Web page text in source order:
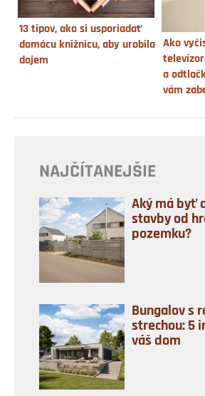
13 tipov, ako si usporiadať
domácu knižnicu, aby urobila
dojem
Ako
a
vám
NAJČÍTANEJŠIE
Aký má byť
stavby od
pozemku?
Bungalov s
strechou: 5
váš dom